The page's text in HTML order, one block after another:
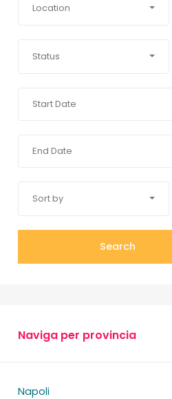
Location
Status
Sort by
Search
Naviga per provincia
Napoli